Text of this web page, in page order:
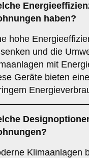
haben?
hohe
und die
mit
Geräte bieten
Klimaanlagen